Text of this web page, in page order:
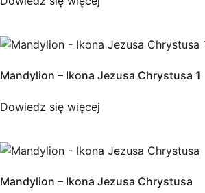
Mandylion – Ikona Jezusa Chrystusa 1
Dowiedz się więcej
Mandylion – Ikona Jezusa Chrystusa